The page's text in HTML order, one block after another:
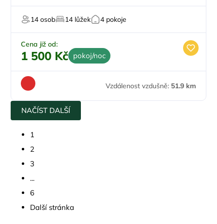
14 osob 14 lůžek 4 pokoje
Cena již od:
1 500 Kč pokoj/noc
Vzdálenost vzdušně: 51.9 km
NAČÍST DALŠÍ
1
2
3
...
6
Další stránka